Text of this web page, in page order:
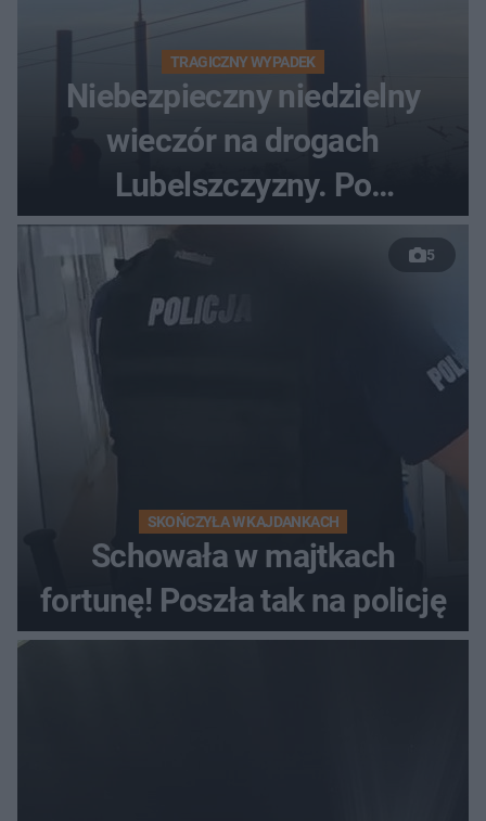
TRAGICZNY WYPADEK
Niebezpieczny niedzielny
wieczór na drogach
Lubelszczyzny. Po
nieudanym manewrze
wyprzedzania zginął
kierowca auta
5
SKOŃCZYŁA W KAJDANKACH
Schowała w majtkach
fortunę! Poszła tak na policję